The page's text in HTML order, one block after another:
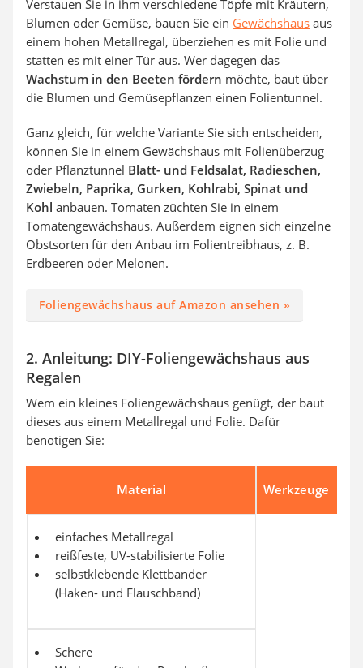
Verstauen Sie in ihm verschiedene Töpfe mit Kräutern,
Blumen oder Gemüse, bauen Sie ein Gewächshaus aus
einem hohen Metallregal, überziehen es mit Folie und
statten es mit einer Tür aus. Wer dagegen das
Wachstum in den Beeten fördern möchte, baut über
die Blumen und Gemüsepflanzen einen Folientunnel.
Ganz gleich, für welche Variante Sie sich entscheiden,
können Sie in einem Gewächshaus mit Folienüberzug
oder Pflanztunnel Blatt- und Feldsalat, Radieschen,
Zwiebeln, Paprika, Gurken, Kohlrabi, Spinat und
Kohl anbauen. Tomaten züchten Sie in einem
Tomatengewächshaus. Außerdem eignen sich einzelne
Obstsorten für den Anbau im Folientreibhaus, z. B.
Erdbeeren oder Melonen.
Foliengewächshaus auf Amazon ansehen »
2. Anleitung: DIY-Foliengewächshaus aus
Regalen
Wem ein kleines Foliengewächshaus genügt, der baut
dieses aus einem Metallregal und Folie. Dafür
benötigen Sie:
Material Werkzeuge
einfaches Metallregal
reißfeste, UV-stabilisierte Folie
selbstklebende Klettbänder
(Haken- und Flauschband)
Schere